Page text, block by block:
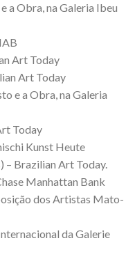
a Obra, na Galeria Ibeu
Art Today
Art Today
e a Obra, na Galeria
Today
Kunst Heute
– Brazilian Art Today.
Manhattan Bank
dos Artistas Mato-
da Galerie